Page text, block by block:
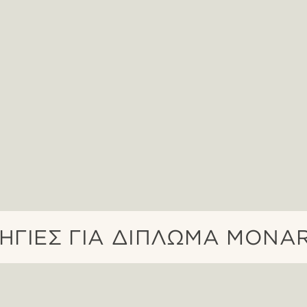
ΓΙΑ ΔΊΠΛΩΜΑ